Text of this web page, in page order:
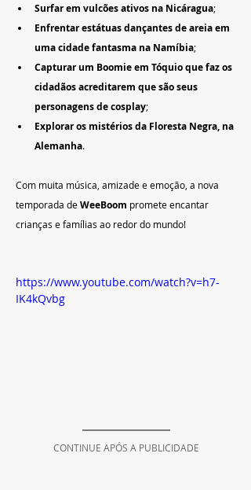
Surfar em vulcões ativos na Nicáragua;
Enfrentar estátuas dançantes de areia em
uma cidade fantasma na Namíbia;
Capturar um Boomie em Tóquio que faz os
cidadãos acreditarem que são seus
personagens de cosplay;
Explorar os mistérios da Floresta Negra, na
Alemanha.
Com muita música, amizade e emoção, a nova
temporada de WeeBoom promete encantar
crianças e famílias ao redor do mundo!
https://www.youtube.com/watch?v=h7-
IK4kQvbg
CONTINUE APÓS A PUBLICIDADE